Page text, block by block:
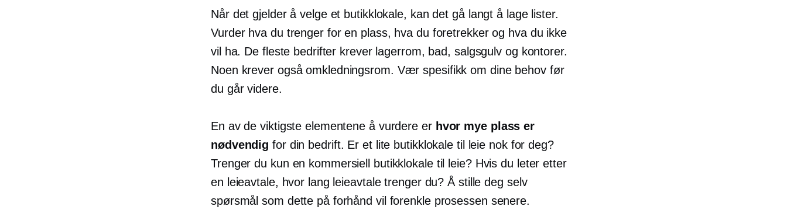
Når det gjelder å velge et butikklokale, kan det gå langt å lage lister.
Vurder hva du trenger for en plass, hva du foretrekker og hva du ikke
vil ha. De fleste bedrifter krever lagerrom, bad, salgsgulv og kontorer.
Noen krever også omkledningsrom. Vær spesifikk om dine behov før
du går videre.
En av de viktigste elementene å vurdere er hvor mye plass er
nødvendig for din bedrift. Er et lite butikklokale til leie nok for deg?
Trenger du kun en kommersiell butikklokale til leie? Hvis du leter etter
en leieavtale, hvor lang leieavtale trenger du? Å stille deg selv
spørsmål som dette på forhånd vil forenkle prosessen senere.